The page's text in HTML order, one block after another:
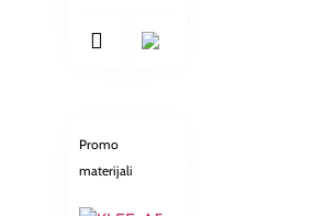
Promo
materijali